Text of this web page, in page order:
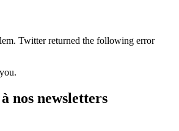
Twitter returned the following error
nos newsletters